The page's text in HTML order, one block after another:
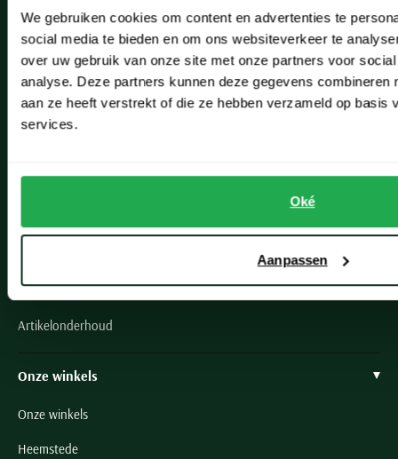
We gebruiken cookies om content en advertenties te
social media te bieden en om ons websiteverkeer te
over uw gebruik van onze site met onze partners voor
analyse. Deze partners kunnen deze gegevens combineren
aan ze heeft verstrekt of die ze hebben verzameld op basis
services.
Oké
Aanpassen
Klantenservice
Klantenservice
Veelgestelde vragen
Bestellen
Retourneren
Actievoorwaarden
Artikelonderhoud
Onze winkels
Onze winkels
Heemstede